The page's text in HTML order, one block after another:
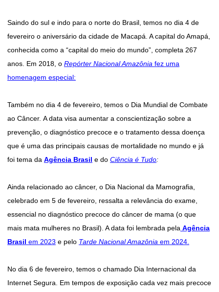
Saindo do sul e indo para o norte do Brasil, temos no dia 4 de
fevereiro o aniversário da cidade de Macapá. A capital do Amapá,
conhecida como a “capital do meio do mundo”, completa 267
anos. Em 2018, o Repórter Nacional Amazônia fez uma
homenagem especial:
Também no dia 4 de fevereiro, temos o Dia Mundial de Combate
ao Câncer. A data visa aumentar a conscientização sobre a
prevenção, o diagnóstico precoce e o tratamento dessa doença
que é uma das principais causas de mortalidade no mundo e já
foi tema da Agência Brasil e do Ciência é Tudo:
Ainda relacionado ao câncer, o Dia Nacional da Mamografia,
celebrado em 5 de fevereiro, ressalta a relevância do exame,
essencial no diagnóstico precoce do câncer de mama (o que
mais mata mulheres no Brasil). A data foi lembrada pela Agência
Brasil em 2023 e pelo Tarde Nacional Amazônia em 2024.
No dia 6 de fevereiro, temos o chamado Dia Internacional da
Internet Segura. Em tempos de exposição cada vez mais precoce